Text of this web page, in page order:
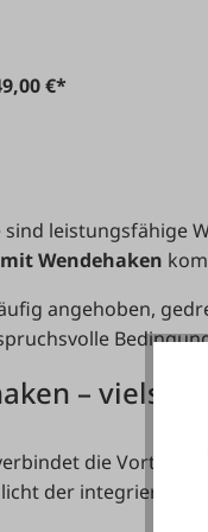
€*
leistungsfähige
Wendehaken
angehoben,
–
die Vorteile
der integrierte